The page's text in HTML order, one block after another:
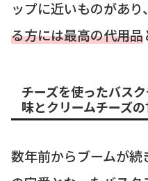
ップに近いものがあり、
る方には最高の代用品
チーズを使ったバス
味とクリームチーズ
数年前からブームが